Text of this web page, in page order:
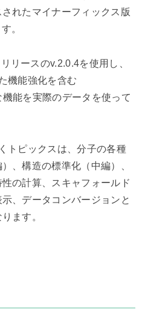
れたマイナーフィックス版
。
リリースのv.2.0.4を使用し、
機能強化を含む
能を実際のデータを使って
トピックスは、分子の各種
、構造の標準化（中編）、
の計算、スキャフォールド
、データコンバージョンと
ます。